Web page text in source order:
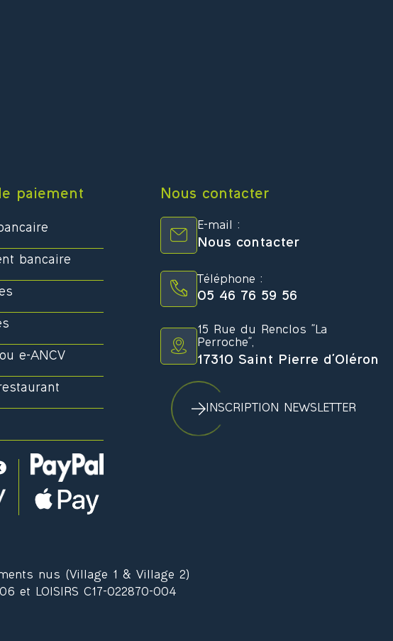
paiement
bancaire
e-ANCV
Nous contacter
E-mail :
Nous contacter
Téléphone :
05 46 76 59 56
15 Rue du Renclos "La
Perroche",
17310 Saint Pierre d'Oléron
INSCRIPTION NEWSLETTER
nus (Village 1 & Village 2)
et LOISIRS C17-022870-004